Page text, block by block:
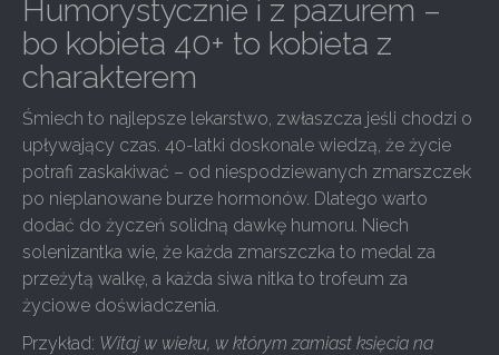
Humorystycznie i z pazurem –
bo kobieta 40+ to kobieta z
charakterem
Śmiech to najlepsze lekarstwo, zwłaszcza jeśli chodzi o
upływający czas. 40-latki doskonale wiedzą, że życie
potrafi zaskakiwać – od niespodziewanych zmarszczek
po nieplanowane burze hormonów. Dlatego warto
dodać do życzeń solidną dawkę humoru. Niech
solenizantka wie, że każda zmarszczka to medal za
przeżytą walkę, a każda siwa nitka to trofeum za
życiowe doświadczenia.
Przykład: Witaj w wieku, w którym zamiast księcia na